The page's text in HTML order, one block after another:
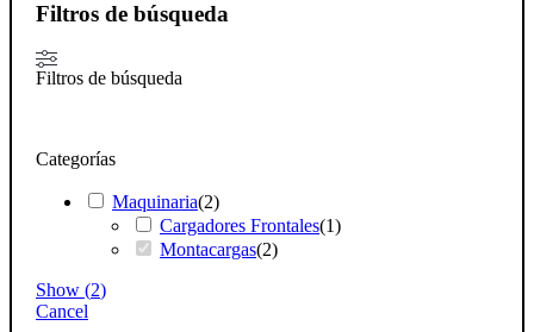
Filtros de búsqueda
Filtros de búsqueda
Categorías
Maquinaria(2)
Cargadores Frontales(1)
Montacargas(2)
Show (2)
Cancel